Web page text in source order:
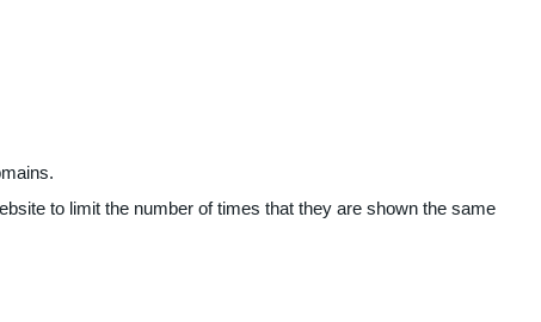
to limit the number of times that they are shown the same